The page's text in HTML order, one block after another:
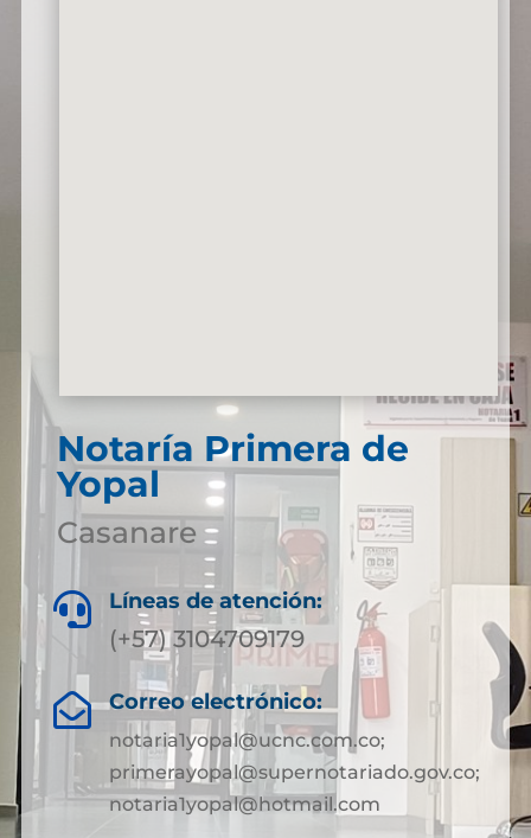
Notaría Primera de
Yopal
Casanare
 Líneas de atención:
(+57) 3104709179
 Correo electrónico:
notaria1yopal@ucnc.com.co;
primerayopal@supernotariado.gov.co;
notaria1yopal@hotmail.com